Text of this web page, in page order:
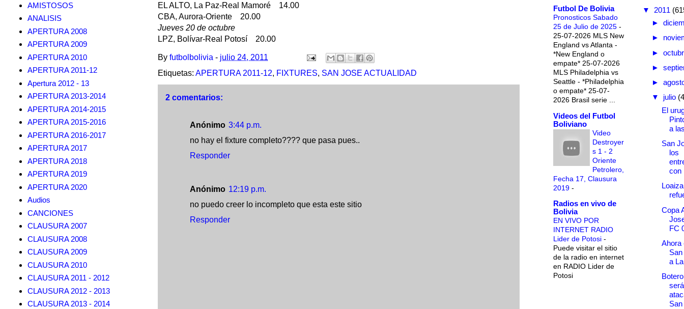
EL ALTO, La Paz-Real Mamoré 14.00
CBA, Aurora-Oriente 20.00
Jueves 20 de octubre
LPZ, Bolívar-Real Potosí 20.00
By futbolbolivia - julio 24, 2011
Etiquetas: APERTURA 2011-12, FIXTURES, SAN JOSE ACTUALIDAD
2 comentarios:
Anónimo 3:44 p.m.
no hay el fixture completo???? que pasa pues..
Responder
Anónimo 12:19 p.m.
no puedo creer lo incompleto que esta este sitio
Responder
AMISTOSOS
ANALISIS
APERTURA 2008
APERTURA 2009
APERTURA 2010
APERTURA 2011-12
Apertura 2012 - 13
APERTURA 2013-2014
APERTURA 2014-2015
APERTURA 2015-2016
APERTURA 2016-2017
APERTURA 2017
APERTURA 2018
APERTURA 2019
APERTURA 2020
Audios
CANCIONES
CLAUSURA 2007
CLAUSURA 2008
CLAUSURA 2009
CLAUSURA 2010
CLAUSURA 2011 - 2012
CLAUSURA 2012 - 2013
CLAUSURA 2013 - 2014
Futbol De Bolivia
Pronosticos Sabado
25 de Julio de 2025 -
25-07-2026 MLS New
England vs Atlanta -
*New England o
empate* 25-07-2026
MLS Philadelphia vs
Seattle - *Philadelphia
o empate* 25-07-
2026 Brasil serie ...
Videos del Futbol
Boliviano
Video
Destroyer
s 1 - 2
Oriente
Petrolero,
Fecha 17, Clausura
2019 -
Radios en vivo de
Bolivia
EN VIVO POR
INTERNET RADIO
Lider de Potosi -
Puede visitar el sitio
de la radio en internet
en RADIO Lider de
Potosi
▼ 2011
►
►
►
►
►
▼ julio
El
a
San
los
con
Copa
FC
Ahora
a